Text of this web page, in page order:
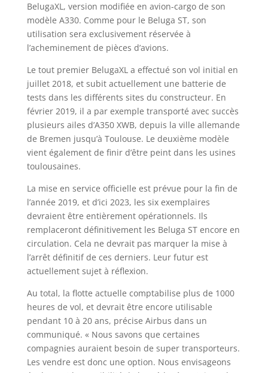
BelugaXL, version modifiée en avion-cargo de son
modèle A330. Comme pour le Beluga ST, son
utilisation sera exclusivement réservée à
l’acheminement de pièces d’avions.
Le tout premier BelugaXL a effectué son vol initial en
juillet 2018, et subit actuellement une batterie de
tests dans les différents sites du constructeur. En
février 2019, il a par exemple transporté avec succès
plusieurs ailes d’A350 XWB, depuis la ville allemande
de Bremen jusqu’à Toulouse. Le deuxième modèle
vient également de finir d’être peint dans les usines
toulousaines.
La mise en service officielle est prévue pour la fin de
l’année 2019, et d’ici 2023, les six exemplaires
devraient être entièrement opérationnels. Ils
remplaceront définitivement les Beluga ST encore en
circulation. Cela ne devrait pas marquer la mise à
l’arrêt définitif de ces derniers. Leur futur est
actuellement sujet à réflexion.
Au total, la flotte actuelle comptabilise plus de 1000
heures de vol, et devrait être encore utilisable
pendant 10 à 20 ans, précise Airbus dans un
communiqué. « Nous savons que certaines
compagnies auraient besoin de super transporteurs.
Les vendre est donc une option. Nous envisageons